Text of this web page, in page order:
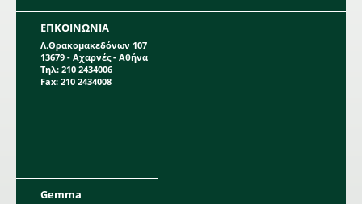
ΕΠΚΟΙΝΩΝΙΑ
Λ.Θρακομακεδόνων 107
13679 - Αχαρνές - Αθήνα
Τηλ: 210 2434006
Fax: 210 2434008
Gemma